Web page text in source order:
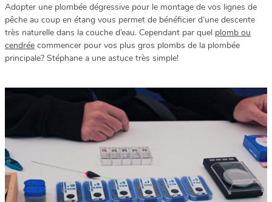
Adopter une plombée dégressive pour le montage de vos lignes de
pêche au coup en étang vous permet de bénéficier d’une descente
très naturelle dans la couche d’eau. Cependant par quel plomb ou
cendrée commencer pour vos plus gros plombs de la plombée
principale? Stéphane a une astuce très simple!